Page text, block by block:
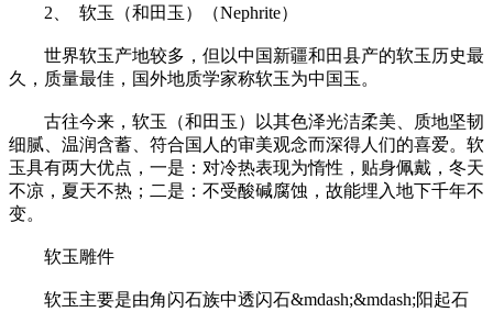
2、 软玉（和田玉）（Nephrite）
世界软玉产地较多，但以中国新疆和田县产的软玉历史最
久，质量最佳，国外地质学家称软玉为中国玉。
古往今来，软玉（和田玉）以其色泽光洁柔美、质地坚韧
细腻、温润含蓄、符合国人的审美观念而深得人们的喜爱。软
玉具有两大优点，一是：对冷热表现为惰性，贴身佩戴，冬天
不凉，夏天不热；二是：不受酸碱腐蚀，故能埋入地下千年不
变。
软玉雕件
软玉主要是由角闪石族中透闪石&mdash;&mdash;阳起石